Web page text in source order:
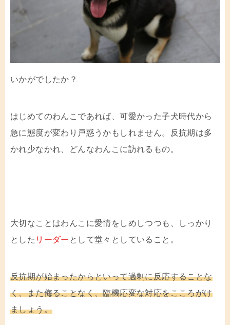
いかがでしたか？
はじめてのわんこであれば、可愛かった子犬時代から
急に態度が変わり戸惑うかもしれません。反抗期は多
かれ少なかれ、どんなわんこに訪れるもの。
大切なことはわんこに愛情をしめしつつも、しっかり
とした リーダー として堂々としていること。
反抗期が始まったからといって過剰に反応することな
く、また侮ることなく、臨機応変な対応をこころがけ
ましょう。